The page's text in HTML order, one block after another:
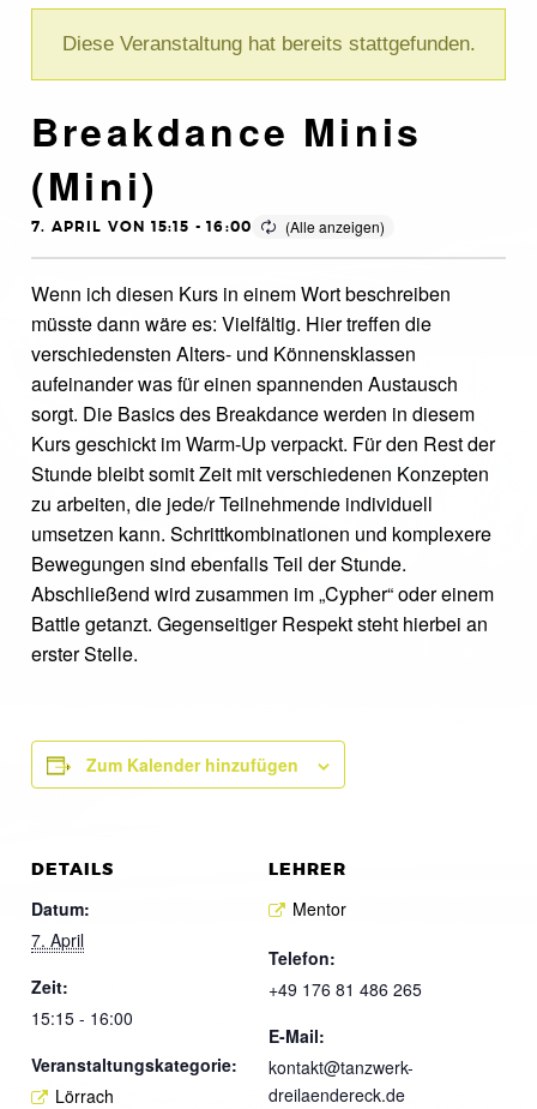
Diese Veranstaltung hat bereits stattgefunden.
Breakdance Minis
(Mini)
7. APRIL VON 15:15 -16:00
Wenn ich diesen Kurs in einem Wort beschreiben
müsste dann wäre es: Vielfältig. Hier treffen die
verschiedensten Alters- und Könnensklassen
aufeinander was für einen spannenden Austausch
sorgt. Die Basics des Breakdance werden in diesem
Kurs geschickt im Warm-Up verpackt. Für den Rest der
Stunde bleibt somit Zeit mit verschiedenen Konzepten
zu arbeiten, die jede/r Teilnehmende individuell
umsetzen kann. Schrittkombinationen und komplexere
Bewegungen sind ebenfalls Teil der Stunde.
Abschließend wird zusammen im „Cypher“ oder einem
Battle getanzt. Gegenseitiger Respekt steht hierbei an
erster Stelle.
Zum Kalender hinzufügen
DETAILS
Datum:
7. April
Zeit:
15:15 - 16:00
Veranstaltungskategorie:
Lörrach
LEHRER
Mentor
Telefon:
+49 176 81 486 265
E-Mail:
kontakt@tanzwerk-
dreilaendereck.de